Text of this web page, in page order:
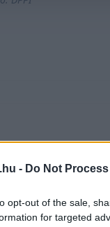
- Do Not
opt-out of the sale,
for targeted
ő viszont
végül akkor